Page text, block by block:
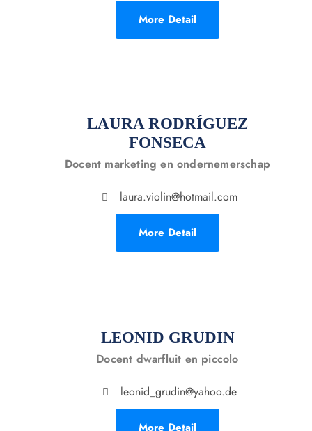
More Detail
LAURA RODRÍGUEZ
FONSECA
Docent marketing en ondernemerschap
laura.violin@hotmail.com
More Detail
LEONID GRUDIN
Docent dwarfluit en piccolo
leonid_grudin@yahoo.de
More Detail